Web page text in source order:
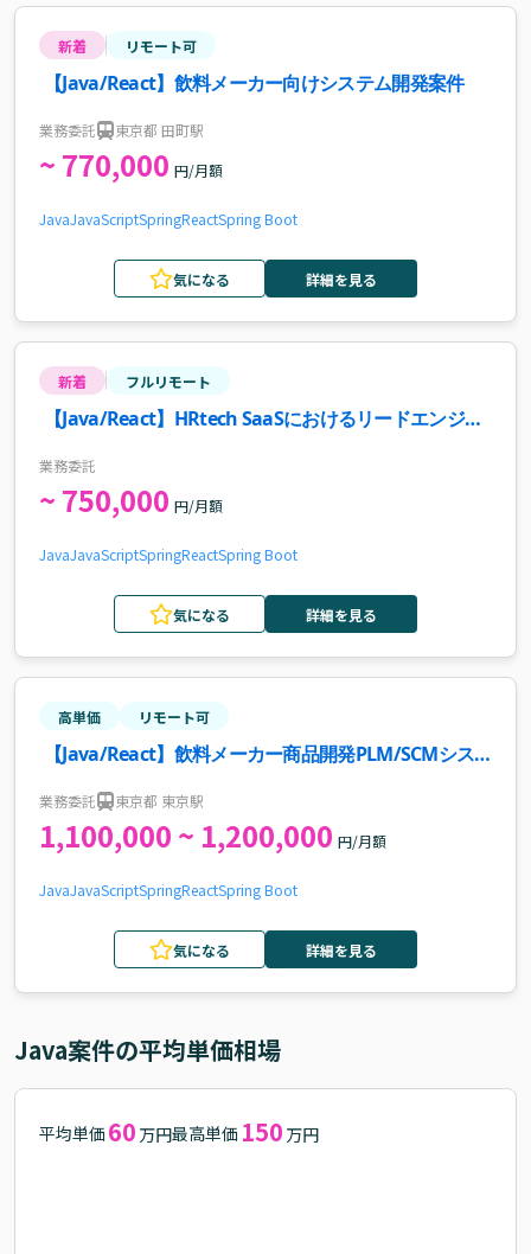
新着 リモート可
【Java/React】飲料メーカー向けシステム開発案件
業務委託 東京都 田町駅
~ 770,000 円/月額
JavaJavaScriptSpringReactSpring Boot
気になる 詳細を見る
新着 フルリモート
【Java/React】HRtech SaaSにおけるリードエンジニ
業務委託
~ 750,000 円/月額
JavaJavaScriptSpringReactSpring Boot
気になる 詳細を見る
高単価 リモート可
【Java/React】飲料メーカー商品開発PLM/SCMシス
業務委託 東京都 東京駅
1,100,000 ~ 1,200,000 円/月額
JavaJavaScriptSpringReactSpring Boot
気になる 詳細を見る
Java案件の平均単価相場
平均単価 60 万円最高単価 150 万円